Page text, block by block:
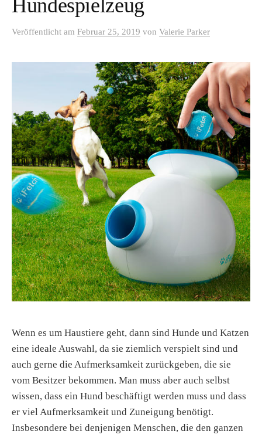
Hundespielzeug
Veröffentlicht am Februar 25, 2019 von Valerie Parker
Wenn es um Haustiere geht, dann sind Hunde und Katzen
eine ideale Auswahl, da sie ziemlich verspielt sind und
auch gerne die Aufmerksamkeit zurückgeben, die sie
vom Besitzer bekommen. Man muss aber auch selbst
wissen, dass ein Hund beschäftigt werden muss und dass
er viel Aufmerksamkeit und Zuneigung benötigt.
Insbesondere bei denjenigen Menschen, die den ganzen